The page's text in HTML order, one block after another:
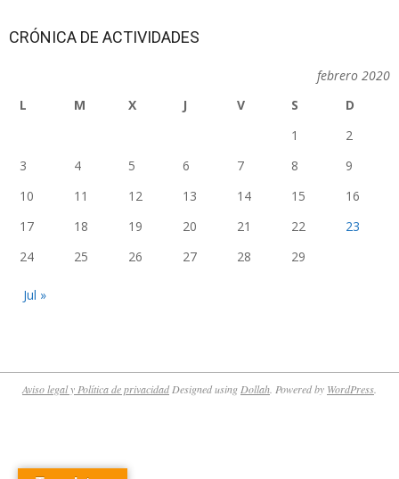
CRÓNICA DE ACTIVIDADES
febrero 2020
L
M X J V S
D
1
2
3
4 5 6 7 8
9
10
11 12 13 14 15
16
17
18 19 20 21 22
23
24
25 26 27 28 29
Jul »
Aviso legal y Política de privacidadDesigned using Dollah . Powered by WordPress